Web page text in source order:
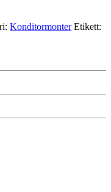
Konditormonter Etikett: